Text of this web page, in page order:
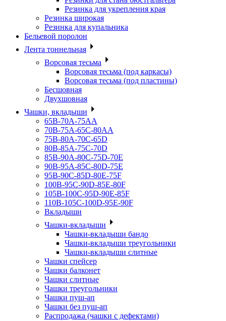
Резинка для укрепления края
Резинка широкая
Резинка для купальника
Бельевой поролон
Лента тоннельная
Ворсовая тесьма
Ворсовая тесьма (под каркасы)
Ворсовая тесьма (под пластины)
Бесшовная
Двухшовная
Чашки, вкладыши
65B-70A-75АА
70В-75А-65С-80АА
75В-80А-70С-65D
80В-85А-75С-70D
85В-90А-80С-75D-70E
90B-95A-85C-80D-75E
95B-90C-85D-80E-75F
100B-95C-90D-85E-80F
105B-100C-95D-90E-85F
110B-105C-100D-95E-90F
Вкладыши
Чашки-вкладыши
Чашки-вкладыши бандо
Чашки-вкладыши треугольники
Чашки-вкладыши слитные
Чашки спейсер
Чашки балконет
Чашки слитные
Чашки треугольники
Чашки пуш-ап
Чашки без пуш-ап
Распродажа (чашки с дефектами)